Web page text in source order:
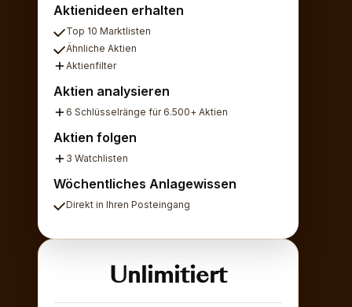
Aktienideen erhalten
Top 10 Marktlisten
Ähnliche Aktien
Aktienfilter
Aktien analysieren
6 Schlüsselränge für 6.500+ Aktien
Aktien folgen
3 Watchlisten
Wöchentliches Anlagewissen
Direkt in Ihren Posteingang
Unlimitiert